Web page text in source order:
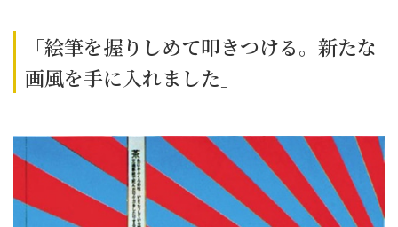
「絵筆を握りしめて叩きつける。新たな
画風を手に入れました」